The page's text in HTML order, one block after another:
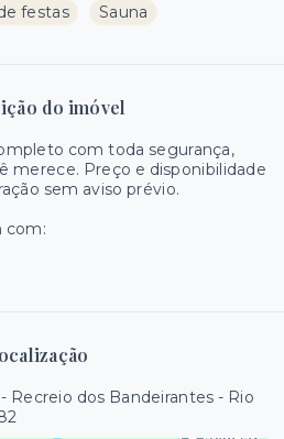
festas Sauna
do imóvel
com toda segurança,
merece. Preço e disponibilidade
sem aviso prévio.
com:
Recreio dos Bandeirantes - Rio